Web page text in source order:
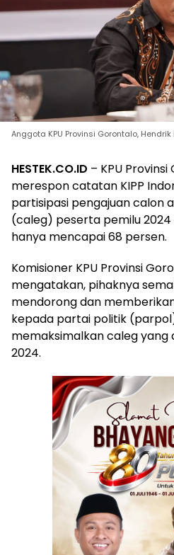
Anggota KPU Provinsi Gorontalo,
HESTEK.CO.ID – KPU
merespon catatan KIPP
partisipasi pengajuan calon
(caleg) peserta pemilu 2024
hanya mencapai 68 persen.
Komisioner KPU Provinsi
mengatakan, pihaknya
mendorong dan
kepada partai politik
memaksimalkan caleg yang
2024.